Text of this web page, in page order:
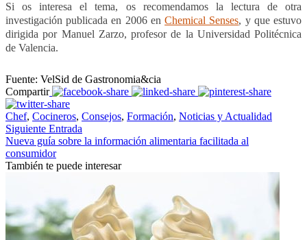
Si os interesa el tema, os recomendamos la lectura de otra
investigación publicada en 2006 enChemical Senses, y que estuvo
dirigida por Manuel Zarzo, profesor de la Universidad Politécnica
de Valencia.
Fuente: VelSid de Gastronomia&cia
Compartir
Chef, Cocineros, Consejos, Formación, Noticias y Actualidad
Siguiente Entrada
Nueva guía sobre la información alimentaria facilitada al
consumidor
También te puede interesar